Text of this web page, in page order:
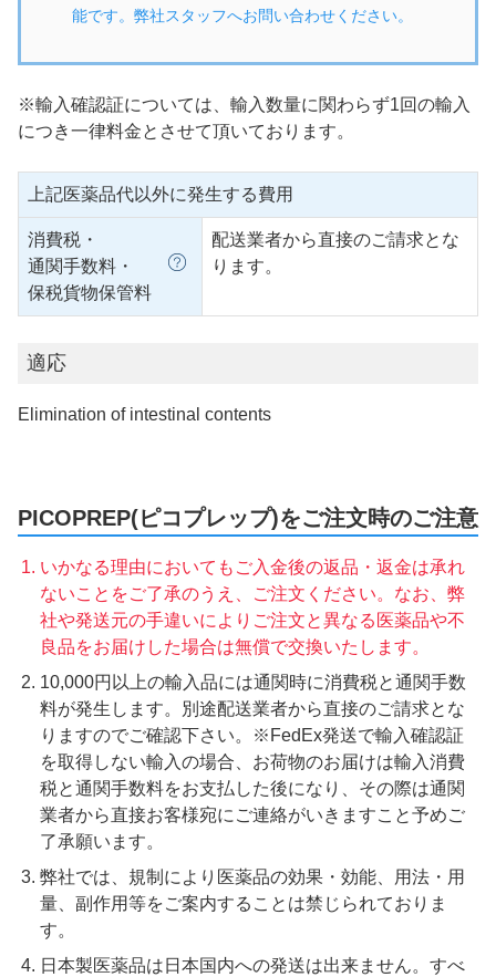
能です。弊社スタッフへお問い合わせください。
※輸入確認証については、輸入数量に関わらず1回の輸入
につき一律料金とさせて頂いております。
上記医薬品代以外に発生する費用
消費税・
通関手数料・
保税貨物保管料
配送業者から直接のご請求とな
ります。
適応
Elimination of intestinal contents
PICOPREP(ピコプレップ)をご注文時のご注意
いかなる理由においてもご入金後の返品・返金は承れ
ないことをご了承のうえ、ご注文ください。なお、弊
社や発送元の手違いによりご注文と異なる医薬品や不
良品をお届けした場合は無償で交換いたします。
10,000円以上の輸入品には通関時に消費税と通関手数
料が発生します。別途配送業者から直接のご請求とな
りますのでご確認下さい。※FedEx発送で輸入確認証
を取得しない輸入の場合、お荷物のお届けは輸入消費
税と通関手数料をお支払した後になり、その際は通関
業者から直接お客様宛にご連絡がいきますこと予めご
了承願います。
弊社では、規制により医薬品の効果・効能、用法・用
量、副作用等をご案内することは禁じられておりま
す。
日本製医薬品は日本国内への発送は出来ません。すべ